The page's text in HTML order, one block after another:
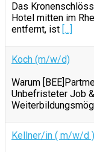
Das
Hotel mitten im
entfernt, ist [...]
Koch (m/w/d)
Warum
Unbefristeter Job
Kellner/in ( m/w/d